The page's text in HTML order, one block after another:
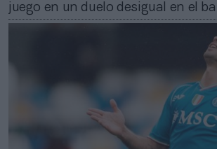
juego en un duelo desigual en el